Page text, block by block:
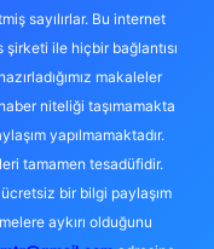
sayılırlar. Bu internet
ile hiçbir bağlantısı
makaleler
niteliği taşımamakta
yapılmamaktadır.
tamamen tesadüfidir.
bir bilgi paylaşım
aykırı olduğunu